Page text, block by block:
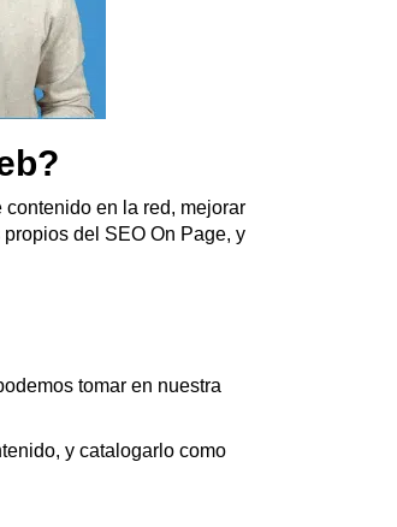
en la red, mejorar
del SEO On Page, y
tomar en nuestra
y catalogarlo como